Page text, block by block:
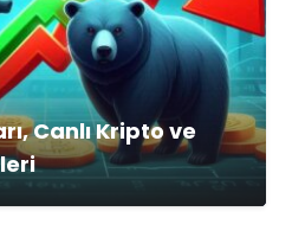
Canlı Kripto ve